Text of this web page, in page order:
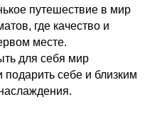
путешествие в мир
где качество и
месте.
для себя мир
себе и близким